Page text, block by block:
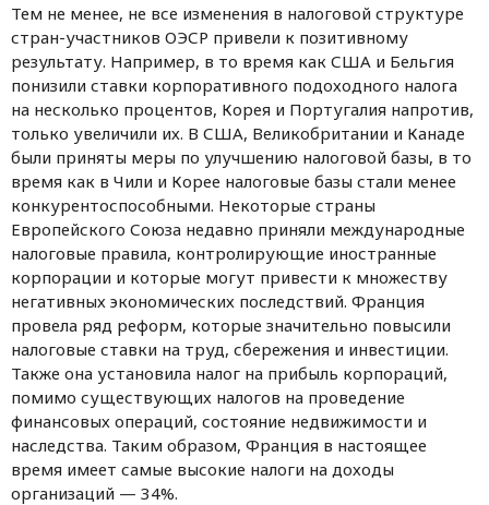
Тем не менее, не все изменения в налоговой структуре
стран-участников ОЭСР привели к позитивному
результату. Например, в то время как США и Бельгия
понизили ставки корпоративного подоходного налога
на несколько процентов, Корея и Португалия напротив,
только увеличили их. В США, Великобритании и Канаде
были приняты меры по улучшению налоговой базы, в то
время как в Чили и Корее налоговые базы стали менее
конкурентоспособными. Некоторые страны
Европейского Союза недавно приняли международные
налоговые правила, контролирующие иностранные
корпорации и которые могут привести к множеству
негативных экономических последствий. Франция
провела ряд реформ, которые значительно повысили
налоговые ставки на труд, сбережения и инвестиции.
Также она установила налог на прибыль корпораций,
помимо существующих налогов на проведение
финансовых операций, состояние недвижимости и
наследства. Таким образом, Франция в настоящее
время имеет самые высокие налоги на доходы
организаций — 34%.